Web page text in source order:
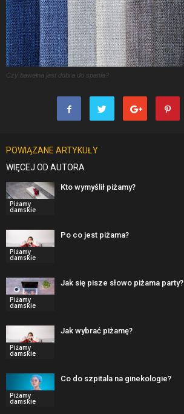
Czy bawełna jest dobra do spania?
POWIĄZANE ARTYKUŁY
WIĘCEJ OD AUTORA
Piżamy
damskie
Kto wymyślił piżamy?
Piżamy
damskie
Po co jest piżama?
Piżamy
damskie
Jak się pisze słowo piżama party?
Piżamy
damskie
Jak wybrać piżamę?
Piżamy
damskie
Co do szpitala na ginekologie?